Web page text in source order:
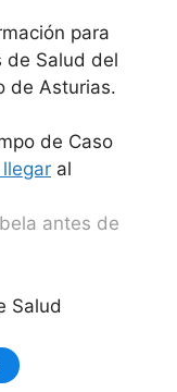
para
de Salud del
de Asturias.
de Caso
al
antes de
Salud